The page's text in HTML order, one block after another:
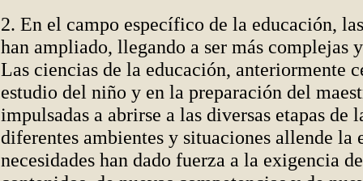
2. En el campo específico de la educación,
han ampliado, llegando a ser más complejas
Las ciencias de la educación, anteriormente
estudio del niño y en la preparación del
impulsadas a abrirse a las diversas etapas de
diferentes ambientes y situaciones allende la
necesidades han dado fuerza a la exigencia